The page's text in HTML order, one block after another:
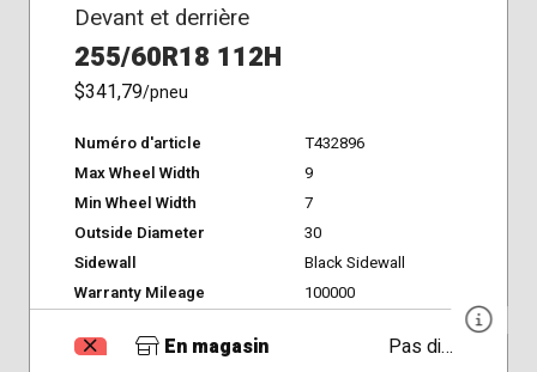
Devant et derrière
255/60R18 112H
$341,79/pneu
Numéro d'article
T432896
Max Wheel Width
9
Min Wheel Width
7
Outside Diameter
30
Sidewall
Black Sidewall
Warranty Mileage
100000
En magasin
Pas disponible